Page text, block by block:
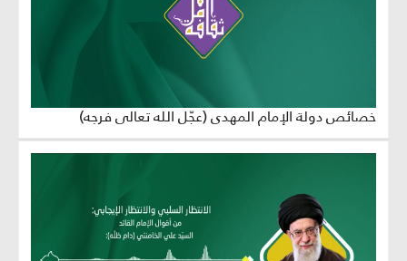
خصائص دولة الإمام المهدي (عجّل الله تعالى فرجه)